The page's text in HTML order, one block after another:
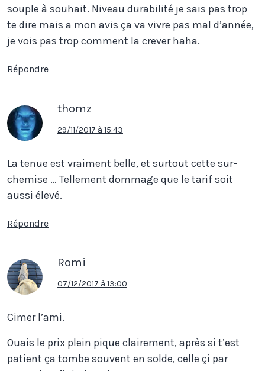
souple à souhait. Niveau durabilité je sais pas trop
te dire mais a mon avis ça va vivre pas mal d’année,
je vois pas trop comment la crever haha.
Répondre
thomz
29/11/2017 à 15:43
La tenue est vraiment belle, et surtout cette sur-
chemise … Tellement dommage que le tarif soit
aussi élevé.
Répondre
Romi
07/12/2017 à 13:00
Cimer l’ami.
Ouais le prix plein pique clairement, après si t’est
patient ça tombe souvent en solde, celle çi par